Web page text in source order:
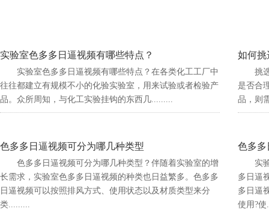
实验室色多多日逼视频有哪些特点？
实验室色多多日逼视频有哪些特点？在各类化工工厂中
往往都建立有规模不小的化验实验室，用来试验或者检验产
品。众所周知，与化工实验挂钩的东西几.........
如何挑
挑
是否合
品，
色多多日逼视频可分为哪几种类型
色多多日逼视频可分为哪几种类型？伴随着实验室的增
长需求，实验室色多多日逼视频的种类也日益繁多。色多多
日逼视频可以按照排风方式、使用状态以及材质类型来分
类.........
色多多
实
多日逼
多日逼
使用?